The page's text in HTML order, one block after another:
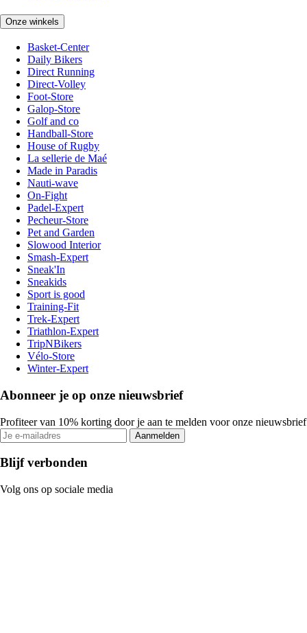
Onze winkels
Basket-Center
Daily Bikers
Direct Running
Direct-Volley
Foot-Store
Galop-Store
Golf and co
Handball-Store
House of Rugby
La sellerie de Maé
Made in Paradis
Nauti-wave
On-Fight
Padel-Expert
Pecheur-Store
Pet and Garden
Slowood Interior
Smash-Expert
Sneak'In
Sneakids
Sport is good
Training-Fit
Trek-Expert
Triathlon-Expert
TripNBikers
Vélo-Store
Winter-Expert
Abonneer je op onze nieuwsbrief
Profiteer van 10% korting door je aan te melden voor onze nieuwsbrief
Aanmelden
Blijf verbonden
Volg ons op sociale media